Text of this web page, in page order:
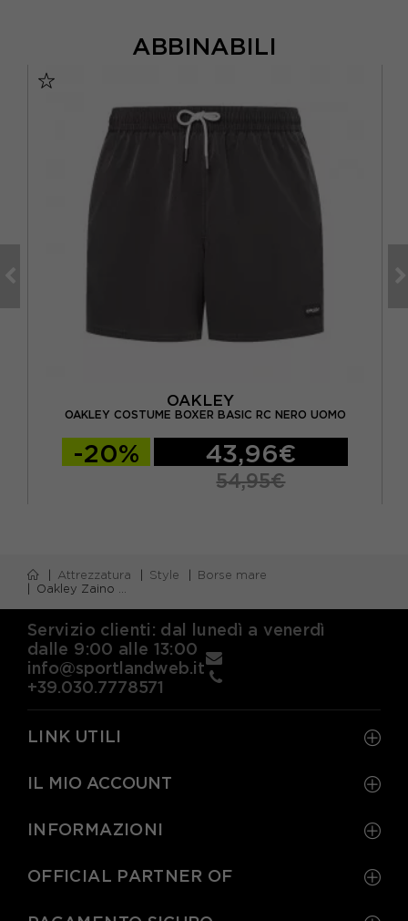
ABBINABILI
OAKLEY
OAKLEY COSTUME BOXER BASIC RC NERO UOMO
-20% 43,96€
54,95€
Attrezzatura Style
Borse mare
Oakley Zaino Mare Enduro 20l Nero Uomo
Servizio clienti: dal lunedì a venerdì
dalle 9:00 alle 13:00
info@sportlandweb.it
+39.030.7778571
LINK UTILI
IL MIO ACCOUNT
INFORMAZIONI
OFFICIAL PARTNER OF